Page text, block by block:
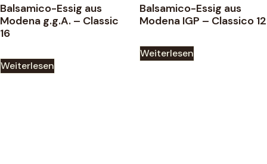
Balsamico-Essig aus
Modena g.g.A. – Classic
16
Weiterlesen
Balsamico-Essig aus
Modena IGP – Classico 12
Weiterlesen